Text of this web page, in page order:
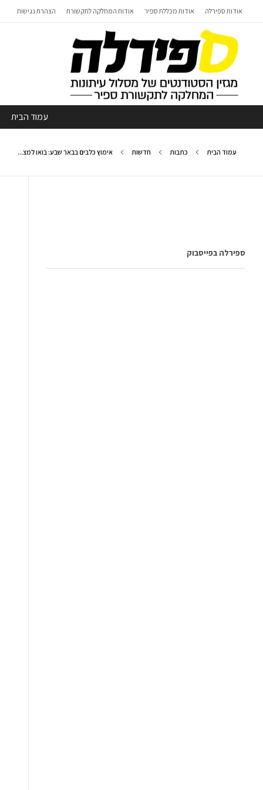
אודות ספירלה אודות מכללת ספיר אודות המחלקה לתקשורת הצהרת נגישות
עמוד הבית
עמוד הבית כתבות חדשות אימוץ כלבים בבאר שבע: בואו למצ...
ספירלה בפייסבוק